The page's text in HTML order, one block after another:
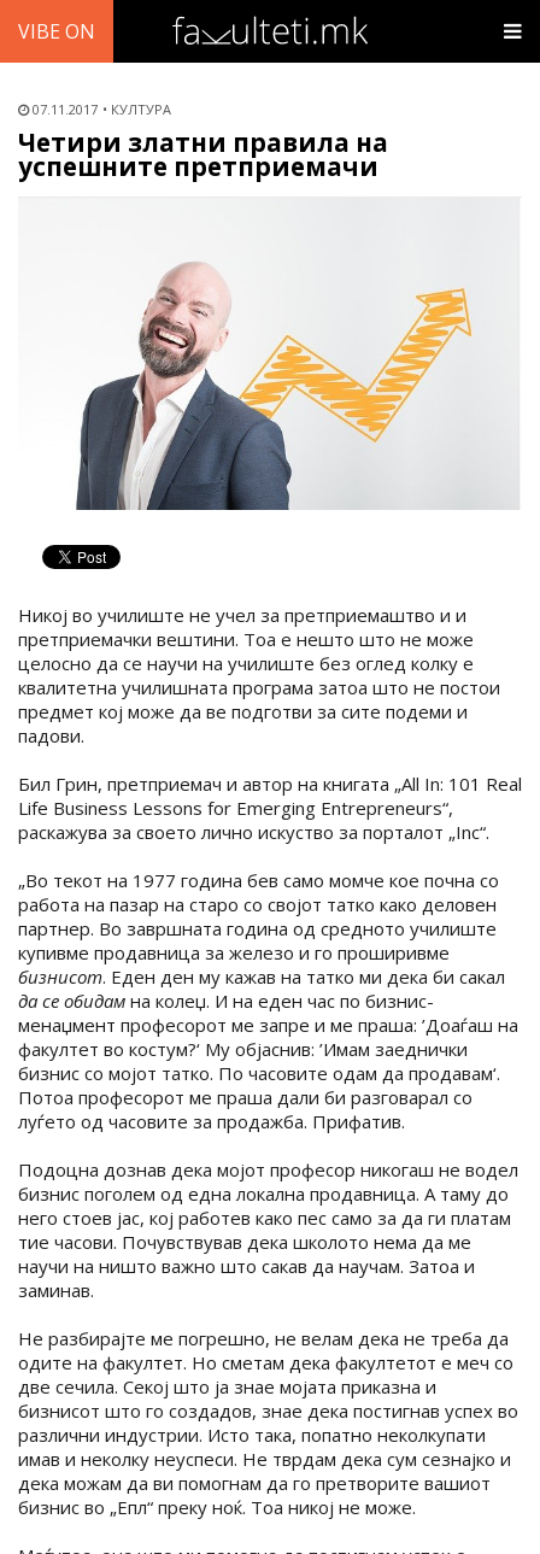
VIBE ON
07.11.2017 КУЛТУРА
Четири златни правила на
успешните претприемачи
Никој во училиште не учел за претприемаштво и и
претприемачки вештини. Тоа е нешто што не може
целосно да се научи на училиште без оглед колку е
квалитетна училишната програма затоа што не постои
предмет кој може да ве подготви за сите подеми и
падови.
Бил Грин, претприемач и автор на книгата „All In: 101 Real
Life Business Lessons for Emerging Entrepreneurs“,
раскажува за своето лично искуство за порталот „Inc“.
„Во текот на 1977 година бев само момче кое почна со
работа на пазар на старо со својот татко како деловен
партнер. Во завршната година од средното училиште
купивме продавница за железо и го проширивме
бизнисот. Еден ден му кажав на татко ми дека би сакал
да се обидам на колеџ. И на еден час по бизнис-
менаџмент професорот ме запре и ме праша: ’Доаѓаш на
факултет во костум?‘ Му објаснив: ’Имам заеднички
бизнис со мојот татко. По часовите одам да продавам‘.
Потоа професорот ме праша дали би разговарал со
луѓето од часовите за продажба. Прифатив.
Подоцна дознав дека мојот професор никогаш не водел
бизнис поголем од една локална продавница. А таму до
него стоев јас, кој работев како пес само за да ги платам
тие часови. Почувствував дека школото нема да ме
научи на ништо важно што сакав да научам. Затоа и
заминав.
Не разбирајте ме погрешно, не велам дека не треба да
одите на факултет. Но сметам дека факултетот е меч со
две сечила. Секој што ја знае мојата приказна и
бизнисот што го создадов, знае дека постигнав успех во
различни индустрии. Исто така, попатно неколкупати
имав и неколку неуспеси. Не тврдам дека сум сезнајко и
дека можам да ви помогнам да го претворите вашиот
бизнис во „Епл“ преку ноќ. Тоа никој не може.